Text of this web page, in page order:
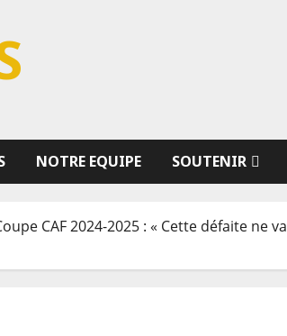
NOTRE EQUIPE SOUTENIR
CAF 2024-2025 : « Cette défaite ne